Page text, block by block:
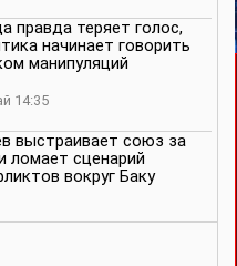
правда теряет голос,
начинает говорить
манипуляций
14:35
выстраивает союз за
ломает сценарий
вокруг Баку